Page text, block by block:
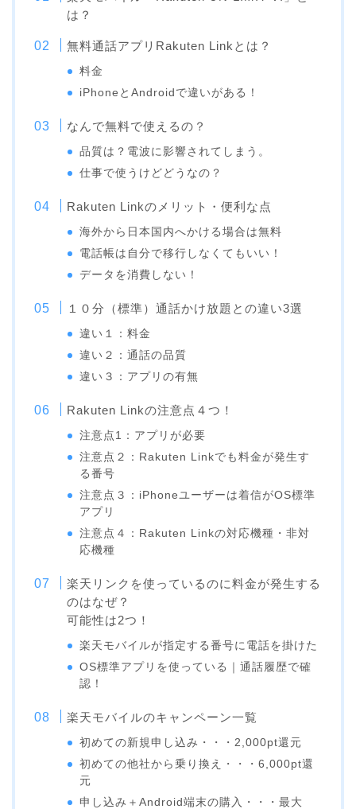
は？
無料通話アプリRakuten Linkとは？
料金
iPhoneとAndroidで違いがある！
なんで無料で使えるの？
品質は？電波に影響されてしまう。
仕事で使うけどどうなの？
Rakuten Linkのメリット・便利な点
海外から日本国内へかける場合は無料
電話帳は自分で移行しなくてもいい！
データを消費しない！
１０分（標準）通話かけ放題との違い3選
違い１：料金
違い２：通話の品質
違い３：アプリの有無
Rakuten Linkの注意点４つ！
注意点1：アプリが必要
注意点２：Rakuten Linkでも料金が発生す
る番号
注意点３：iPhoneユーザーは着信がOS標準
アプリ
注意点４：Rakuten Linkの対応機種・非対
応機種
楽天リンクを使っているのに料金が発生する
のはなぜ？
可能性は2つ！
楽天モバイルが指定する番号に電話を掛けた
OS標準アプリを使っている｜通話履歴で確
認！
楽天モバイルのキャンペーン一覧
初めての新規申し込み・・・2,000pt還元
初めての他社から乗り換え・・・6,000pt還
元
申し込み＋Android端末の購入・・・最大